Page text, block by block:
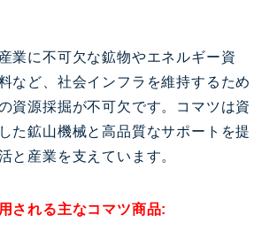
業に不可欠な鉱物やエネルギー資
など、社会インフラを維持するため
資源採掘が不可欠です。コマツは資
た鉱山機械と高品質なサポートを提
と産業を支えています。
される主なコマツ商品: